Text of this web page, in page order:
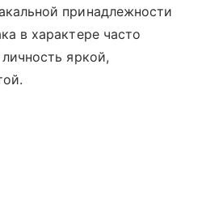
принадлежности
в характере часто
яркой,